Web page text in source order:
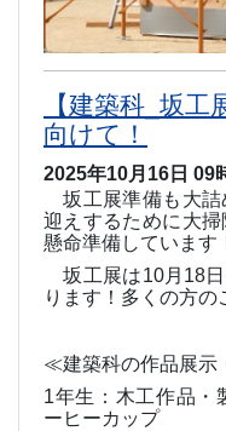
【建築科_坂
向けて！
2025年10月16日 09
坂工展準備も大詰
迎えするために大
懸命準備しています
坂工展は10月 18日
ります！多くの方の
≪建築科の作品展示
1年生：木工作品・
ーヒーカップ